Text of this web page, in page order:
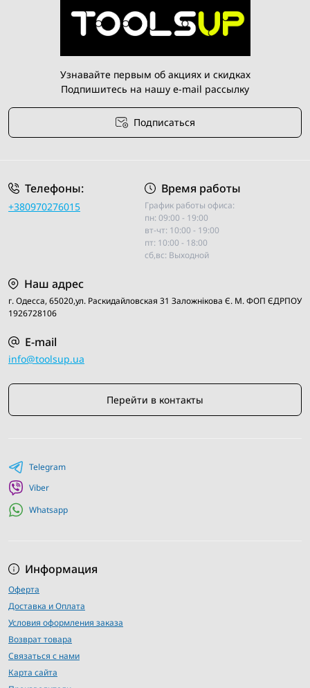
высококачественных материалов, чтобы обеспечить
надежность и долгий срок службы.
Преимущества покупки принадлежностей для тракторов в
интернет-магазине Toolsup в Украине:
Широкий выбор товаров различных производителей
Удобная онлайн-покупка без очередей и лишних трат
Доступные цены и различные способы оплаты
Узнавайте первым об акциях и скидках
Подпишитесь на нашу e-mail рассылку
Подписаться
Телефоны:
+380970276015
Время работы
График работы офиса:
пн: 09:00 - 19:00
вт-чт: 10:00 - 19:00
пт: 10:00 - 18:00
сб,вс: Выходной
Наш адрес
г. Одесса, 65020,ул. Раскидайловская 31 Заложнiкова Є. М. ФОП ЄДРПОУ
1926728106
E-mail
info@toolsup.ua
Перейти в контакты
Информация
Оферта
Доставка и Оплата
Условия оформления заказа
Возврат товара
Связаться с нами
Карта сайта
Telegram
Viber
Whatsapp